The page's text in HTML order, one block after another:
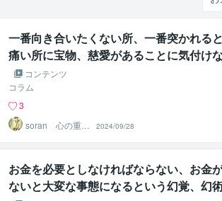
一番向き合いたくない所、一番突かれると
痛い所に宝物、慈愛があることに気付け
い幻覚、幻術が解ける遠隔法術ヒーリング
コンテンツ
コラム
3
soran 心の重荷
を下ろせるヒー
リング
2024/09/28
お金を必要としなければならない、お金
ないと大変な事態になるという幻覚、幻